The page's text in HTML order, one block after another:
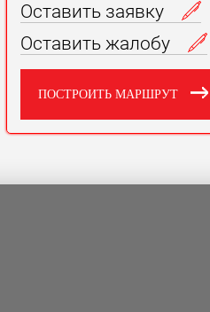
Оставить заявку
Оставить жалобу
ПОСТРОИТЬ МАРШРУТ